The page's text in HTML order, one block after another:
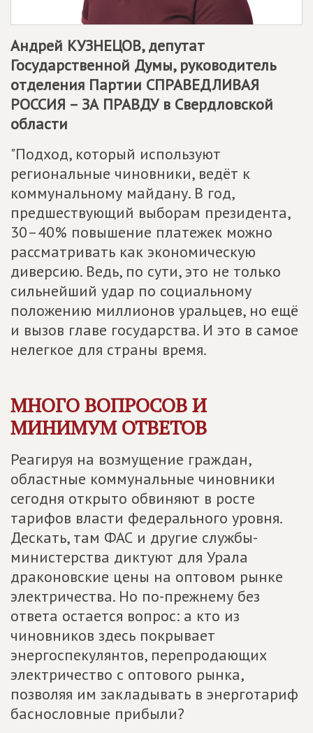
Андрей КУЗНЕЦОВ, депутат
Государственной Думы, руководитель
отделения Партии СПРАВЕДЛИВАЯ
РОССИЯ – ЗА ПРАВДУв Свердловской
области
"Подход, который используют
региональные чиновники, ведёт к
коммунальному майдану. В год,
предшествующий выборам президента,
30–40% повышение платежек можно
рассматривать как экономическую
диверсию. Ведь, по сути, это не только
сильнейший удар по социальному
положению миллионов уральцев, но ещё
и вызов главе государства. И это в самое
нелегкое для страны время.
МНОГО ВОПРОСОВ И
МИНИМУМ ОТВЕТОВ
Реагируя на возмущение граждан,
областные коммунальные чиновники
сегодня открыто обвиняют в росте
тарифов власти федерального уровня.
Дескать, там ФАС и другие службы-
министерства диктуют для Урала
драконовские цены на оптовом рынке
электричества. Но по-прежнему без
ответа остается вопрос: а кто из
чиновников здесь покрывает
энергоспекулянтов, перепродающих
электричество с оптового рынка,
позволяя им закладывать в энерготариф
баснословные прибыли?